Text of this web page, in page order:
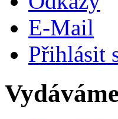
E-Mail
Přihlásit
Vydáváme